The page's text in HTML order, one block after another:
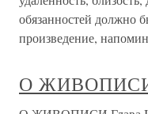
обязанностей должно
произведение,
О